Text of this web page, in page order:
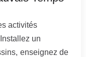
activités
un
enseignez de